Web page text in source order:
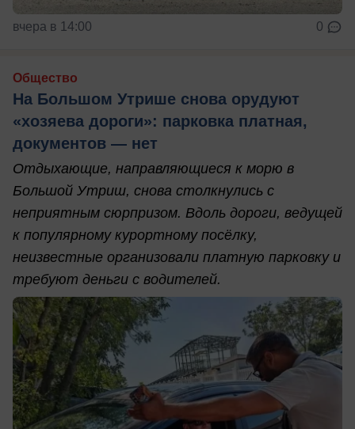
вчера в 14:00 0
Общество
На Большом Утрише снова орудуют
«хозяева дороги»: парковка платная,
документов — нет
Отдыхающие, направляющиеся к морю в
Большой Утриш, снова столкнулись с
неприятным сюрпризом. Вдоль дороги, ведущей
к популярному курортному посёлку,
неизвестные организовали платную парковку и
требуют деньги с водителей.